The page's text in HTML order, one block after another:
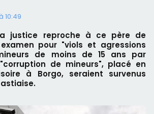
10:49
justice reproche à ce père de
pour "viols et agressions
de moins de 15 ans par
de mineurs", placé en
à Borgo, seraient survenus